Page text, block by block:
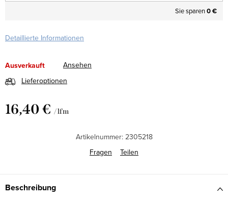
Sie sparen0 €
Detaillierte Informationen
Ausverkauft
Ansehen
Lieferoptionen
16,40 € / lfm
Artikelnummer: 2305218
Fragen
Teilen
Beschreibung